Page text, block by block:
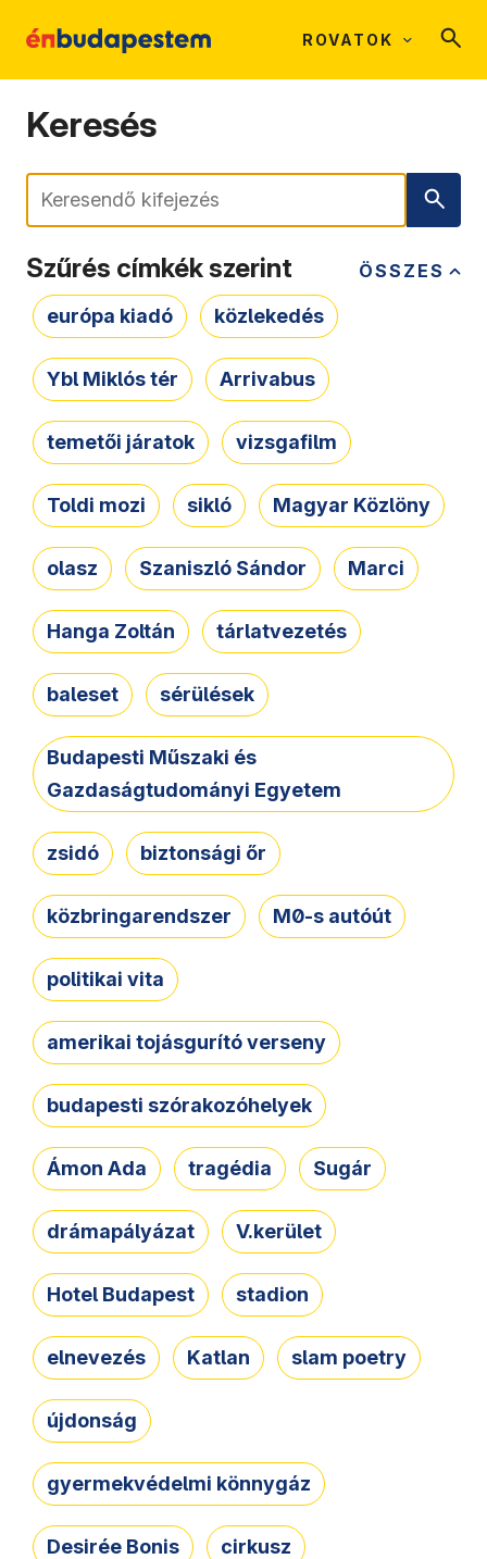
ROVATOK
Keresés
Keresés
ÖSSZES
Szűrés címkék szerint
európa kiadó közlekedés
Ybl Miklós tér Arrivabus
temetői járatok vizsgafilm
Toldi mozi sikló Magyar Közlöny
olasz Szaniszló Sándor Marci
Hanga Zoltán tárlatvezetés
baleset sérülések
Budapesti Műszaki és
Gazdaságtudományi Egyetem
zsidó biztonsági őr
közbringarendszer M0-s autóút
politikai vita
amerikai tojásgurító verseny
budapesti szórakozóhelyek
Ámon Ada tragédia Sugár
drámapályázat V.kerület
Hotel Budapest stadion
elnevezés Katlan slam poetry
újdonság
gyermekvédelmi könnygáz
Desirée Bonis cirkusz